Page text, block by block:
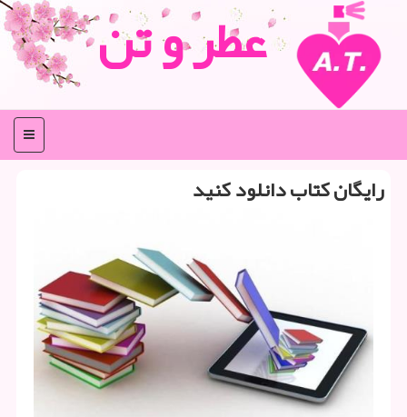
عطر و تن
منو
رایگان كتاب دانلود كنید